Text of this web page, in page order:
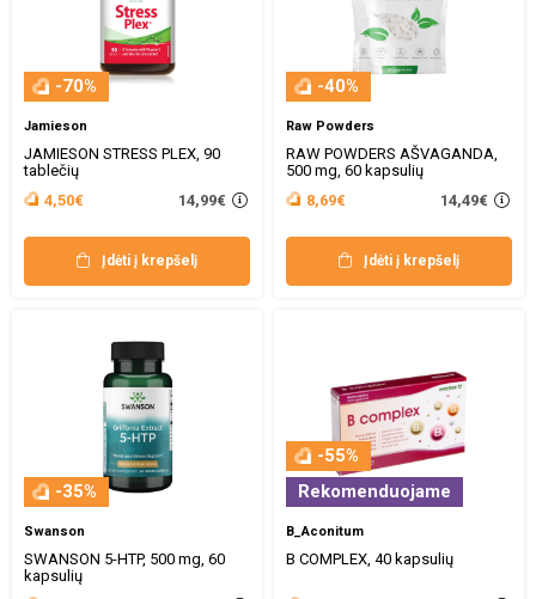
-70%
Jamieson
JAMIESON STRESS PLEX, 90
tablečių
4,50€
14,99€
Įdėti į krepšelį
-40%
Raw Powders
RAW POWDERS AŠVAGANDA,
500 mg, 60 kapsulių
8,69€
14,49€
Įdėti į krepšelį
-35%
Swanson
SWANSON 5-HTP, 500 mg, 60
kapsulių
-55%
Rekomenduojame
B_Aconitum
B COMPLEX, 40 kapsulių